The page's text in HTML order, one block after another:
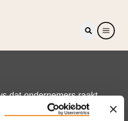
dat ondernemers raakt.
MKB-Nederland